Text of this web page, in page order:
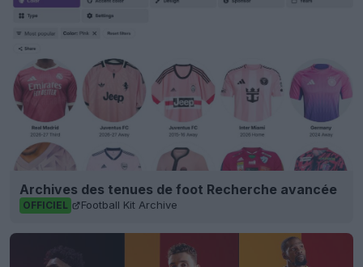
Archives des tenues de foot Recherche avancée
OFFICIEL Football Kit Archive